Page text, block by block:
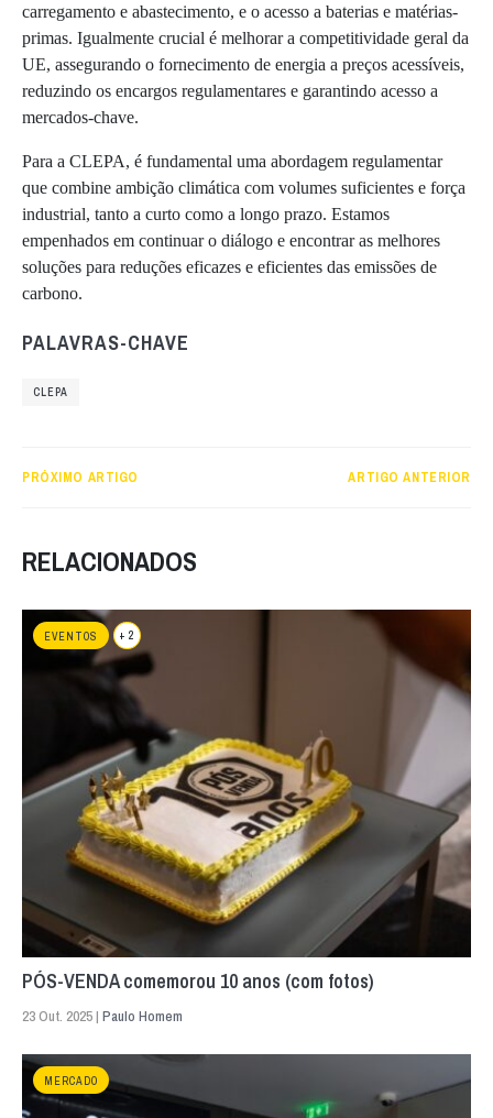
carregamento e abastecimento, e o acesso a baterias e matérias-
primas. Igualmente crucial é melhorar a competitividade geral da
UE, assegurando o fornecimento de energia a preços acessíveis,
reduzindo os encargos regulamentares e garantindo acesso a
mercados-chave.
Para a CLEPA, é fundamental uma abordagem regulamentar
que combine ambição climática com volumes suficientes e força
industrial, tanto a curto como a longo prazo. Estamos
empenhados em continuar o diálogo e encontrar as melhores
soluções para reduções eficazes e eficientes das emissões de
carbono.
PALAVRAS-CHAVE
CLEPA
PRÓXIMO ARTIGO ARTIGO ANTERIOR
RELACIONADOS
EVENTOS + 2
PÓS-VENDA comemorou 10 anos (com fotos)
23 Out. 2025 | Paulo Homem
MERCADO